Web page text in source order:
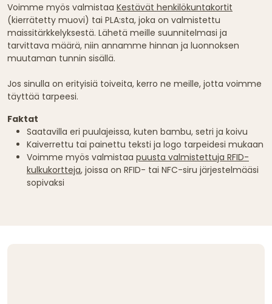
Voimme myös valmistaa Kestävät henkilökuntakortit
(kierrätetty muovi) tai PLA:sta, joka on valmistettu
maissitärkkelyksestä. Lähetä meille suunnitelmasi ja
tarvittava määrä, niin annamme hinnan ja luonnoksen
muutaman tunnin sisällä.
Jos sinulla on erityisiä toiveita, kerro ne meille, jotta voimme
täyttää tarpeesi.
Faktat
Saatavilla eri puulajeissa, kuten bambu, setri ja koivu
Kaiverrettu tai painettu teksti ja logo tarpeidesi mukaan
Voimme myös valmistaa puusta valmistettuja RFID-
kulkukortteja, joissa on RFID- tai NFC-siru järjestelmääsi
sopivaksi